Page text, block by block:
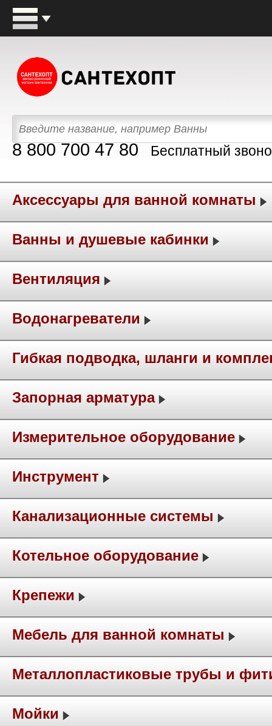
8 800 700 47 80 Бесплатный
Аксессуары для ванной комнаты
Ванны и душевые кабинки
Вентиляция
Водонагреватели
Гибкая подводка, шланги и
Запорная арматура
Измерительное оборудование
Инструмент
Канализационные системы
Котельное оборудование
Крепежи
Мебель для ванной комнаты
Металлопластиковые трубы и
Мойки